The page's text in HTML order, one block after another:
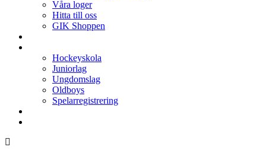
Våra loger
Hitta till oss
GIK Shoppen
Hockeyskola
Juniorlag
Ungdomslag
Oldboys
Spelarregistrering